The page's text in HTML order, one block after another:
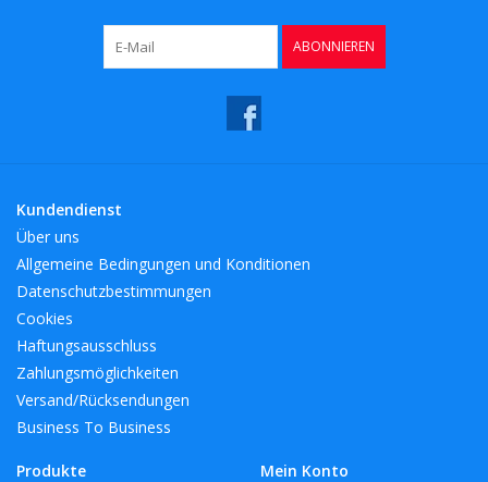
ABONNIEREN
Kundendienst
Über uns
Allgemeine Bedingungen und Konditionen
Datenschutzbestimmungen
Cookies
Haftungsausschluss
Zahlungsmöglichkeiten
Versand/Rücksendungen
Business To Business
Produkte
Mein Konto